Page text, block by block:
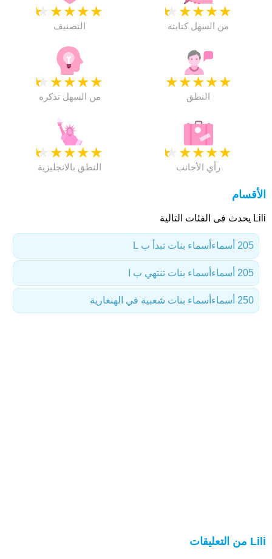
★
★
★
★
★
التصنيف
★
★
★
★
★
من السهل كتابته
★
★
★
★
★
من السهل تذكره
★
★
★
★
★
النطق
★
★
★
★
★
النطق بالانجليزية
★
★
★
★
★
رأي الأجانب
الأقسام
Lili يحدث فى الفئات التالية
أسماء بنات تبدأ ب L 205 أسماء
أسماء بنات تنتهي ب I 205 أسماء
أسماء بنات شعبية في الهنغارية 250 أسماء
Lili من التعليقات